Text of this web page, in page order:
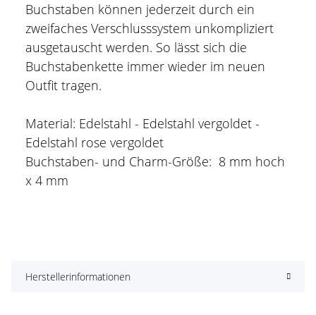
Buchstaben können jederzeit durch ein
zweifaches Verschlusssystem unkompliziert
ausgetauscht werden. So lässt sich die
Buchstabenkette immer wieder im neuen
Outfit tragen.
Material: Edelstahl - Edelstahl vergoldet -
Edelstahl rose vergoldet
Buchstaben- und Charm-Größe: 8 mm hoch
x 4 mm
Herstellerinformationen